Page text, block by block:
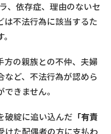
、依存症、理由のないセ
は不法行為に該当するた
方の親族との不仲、夫婦
ど、不法行為が認めら
きません。
破綻に追い込んだ 「有責